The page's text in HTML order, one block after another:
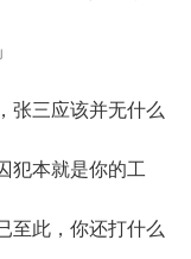
三应该并无什么
犯本就是你的工
至此，你还打什么